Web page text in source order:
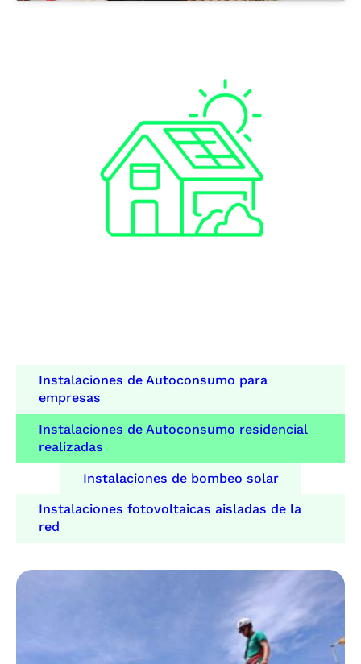
Instalaciones de Autoconsumo para
empresas
Instalaciones de Autoconsumo residencial
realizadas
Instalaciones de bombeo solar
Instalaciones fotovoltaicas aisladas de la
red